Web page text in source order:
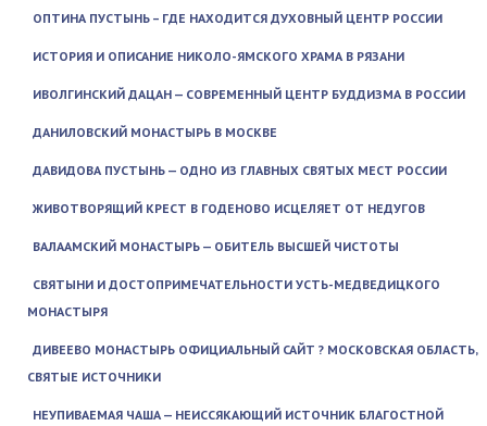
ОПТИНА ПУСТЫНЬ – ГДЕ НАХОДИТСЯ ДУХОВНЫЙ ЦЕНТР РОССИИ
ИСТОРИЯ И ОПИСАНИЕ НИКОЛО-ЯМСКОГО ХРАМА В РЯЗАНИ
ИВОЛГИНСКИЙ ДАЦАН — СОВРЕМЕННЫЙ ЦЕНТР БУДДИЗМА В РОССИИ
ДАНИЛОВСКИЙ МОНАСТЫРЬ В МОСКВЕ
ДАВИДОВА ПУСТЫНЬ — ОДНО ИЗ ГЛАВНЫХ СВЯТЫХ МЕСТ РОССИИ
ЖИВОТВОРЯЩИЙ КРЕСТ В ГОДЕНОВО ИСЦЕЛЯЕТ ОТ НЕДУГОВ
ВАЛААМСКИЙ МОНАСТЫРЬ — ОБИТЕЛЬ ВЫСШЕЙ ЧИСТОТЫ
СВЯТЫНИ И ДОСТОПРИМЕЧАТЕЛЬНОСТИ УСТЬ-МЕДВЕДИЦКОГО
МОНАСТЫРЯ
ДИВЕЕВО МОНАСТЫРЬ ОФИЦИАЛЬНЫЙ САЙТ ? МОСКОВСКАЯ ОБЛАСТЬ,
СВЯТЫЕ ИСТОЧНИКИ
НЕУПИВАЕМАЯ ЧАША — НЕИССЯКАЮЩИЙ ИСТОЧНИК БЛАГОСТНОЙ